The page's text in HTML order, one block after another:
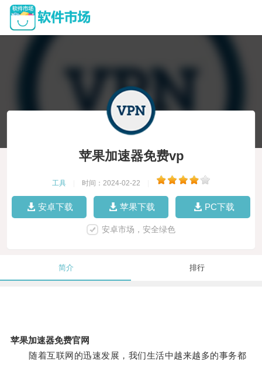
苹果加速器免费vp
工具 时间：2024-02-22
安卓下载 苹果下载 PC下载
安卓市场，安全绿色
简介 排行
苹果加速器免费官网
随着互联网的迅速发展，我们生活中越来越多的事务都